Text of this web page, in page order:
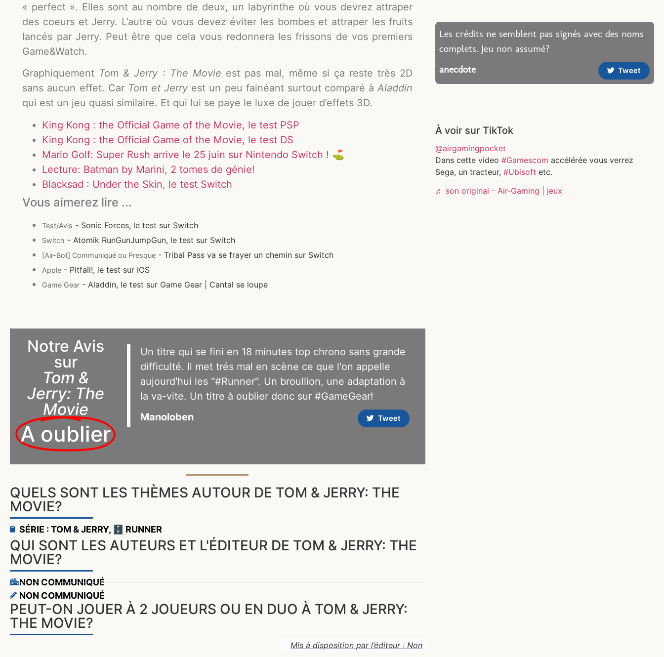
« perfect ». Elles sont au nombre de deux, un labyrinthe où vous devrez attraper
des coeurs et Jerry. L’autre où vous devez éviter les bombes et attraper les fruits
lancés par Jerry. Peut être que cela vous redonnera les frissons de vos premiers
Game&Watch.
Graphiquement Tom & Jerry : The Movie est pas mal, même si ça reste très 2D
sans aucun effet. Car Tom et Jerry est un peu fainéant surtout comparé àAladdin
qui est un jeu quasi similaire. Et qui lui se paye le luxe de jouer d’effets 3D.
King Kong : the Official Game of the Movie, le test PSP
King Kong : the Official Game of the Movie, le test DS
Mario Golf: Super Rush arrive le 25 juin sur Nintendo Switch ! ⛳
Lecture: Batman by Marini, 2 tomes de génie!
Blacksad : Under the Skin, le test Switch
Vous aimerez lire ...
Test/Avis - Sonic Forces, le test sur Switch
Switch - Atomik RunGunJumpGun, le test sur Switch
[Air-Bot] Communiqué ou Presque - Tribal Pass va se frayer un chemin sur Switch
Apple - Pitfall!, le test sur iOS
Game Gear - Aladdin, le test sur Game Gear | Cantal se loupe
Notre Avis
sur
Tom &
Jerry: The
Movie
A oublier
Un titre qui se fini en 18 minutes top chrono sans grande
difficulté. Il met trés mal en scène ce que l'on appelle
aujourd'hui les "#Runner". Un broullion, une adaptation à
la va-vite. Un titre à oublier donc sur #GameGear!
Manoloben
Tweet
QUELS SONT LES THÈMES AUTOUR DE TOM & JERRY: THE
MOVIE?
SÉRIE : TOM & JERRY, 🗄️ RUNNER
QUI SONT LES AUTEURS ET L'ÉDITEUR DE TOM & JERRY: THE
MOVIE?
NON COMMUNIQUÉ
NON COMMUNIQUÉ
PEUT-ON JOUER À 2 JOUEURS OU EN DUO À TOM & JERRY:
THE MOVIE?
Mis à disposition par l’éditeur : Non
Les crédits ne semblent pas signés avec des noms
complets. Jeu non assumé?
anecdote
Tweet
À voir sur TikTok
@airgamingpocket
Dans cette video #Gamescom accélérée vous verrez
Sega, un tracteur, #Ubisoft etc.
♬ son original - Air-Gaming | jeux